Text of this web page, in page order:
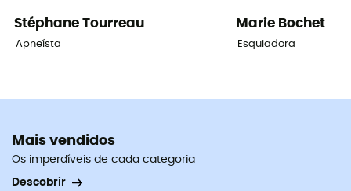
Stéphane Tourreau
Apneísta
Marie Bochet
Esquiadora
Mais vendidos
Os imperdíveis de cada categoria
Descobrir